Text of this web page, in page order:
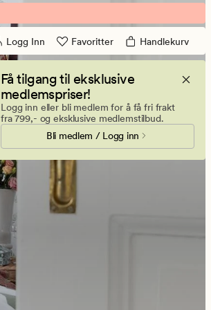
Logg Inn Favoritter Handlekurv
Få tilgang til eksklusive
medlemspriser!
Logg inn eller bli medlem for å få fri frakt
fra 799,- og eksklusive medlemstilbud.
Bli medlem / Logg inn